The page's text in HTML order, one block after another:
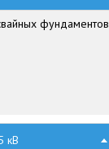
фундаментов
кВ